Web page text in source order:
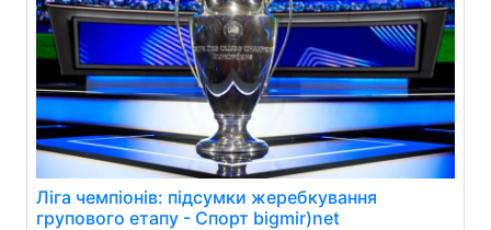
Ліга чемпіонів: підсумки жеребкування
групового етапу - Спорт bigmir)net